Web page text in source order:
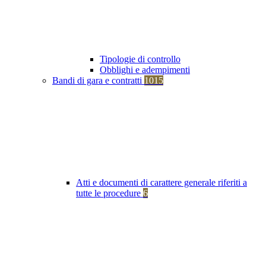
Tipologie di controllo
Obblighi e adempimenti
Bandi di gara e contratti 1015
Atti e documenti di carattere generale riferiti a
tutte le procedure 6